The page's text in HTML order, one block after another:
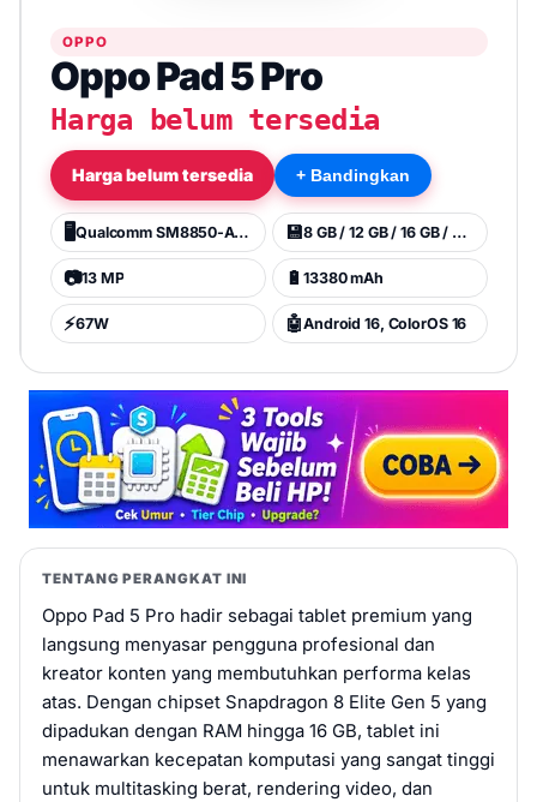
OPPO
Oppo Pad 5 Pro
Harga belum tersedia
Harga belum tersedia + Bandingkan
🖥️ Qualcomm SM8850-AC Snapdragon 8 Elite Gen 5 (3 nm) 💾 8 GB / 12 GB / 16 GB / 256 GB
📷13 MP 🔋 13380 mAh
⚡67W 🤖Android 16, ColorOS 16
TENTANG PERANGKAT INI
Oppo Pad 5 Pro hadir sebagai tablet premium yang
langsung menyasar pengguna profesional dan
kreator konten yang membutuhkan performa kelas
atas. Dengan chipset Snapdragon 8 Elite Gen 5 yang
dipadukan dengan RAM hingga 16 GB, tablet ini
menawarkan kecepatan komputasi yang sangat tinggi
untuk multitasking berat, rendering video, dan